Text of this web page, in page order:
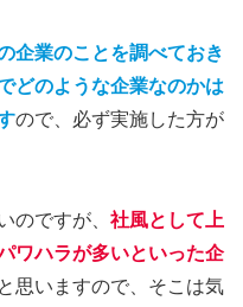
企業のことを調べておき
どのような企業なのかは
ので、必ず実施した方が
のですが、 社風として上
ワハラが多いといった企
と思いますので、そこは気